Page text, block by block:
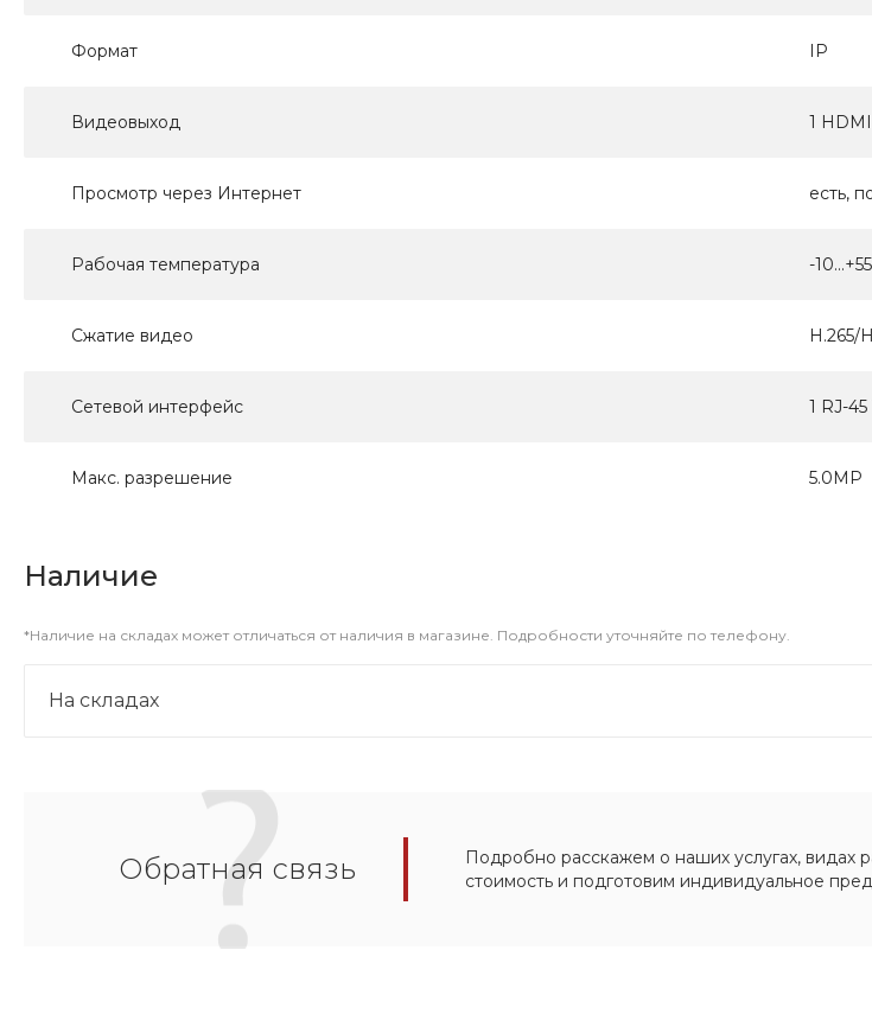
Формат IP
Видеовыход 1
Просмотр через Интернет есть,
Рабочая температура -
Сжатие видео H.265/
Сетевой интерфейс 1 RJ-
Макс. разрешение 5.0МР
Наличие
*Наличие на складах может отличаться от наличия в магазине. Подробности уточняйте по телефону.
На складах
Обратная связь
Подробно расскажем о наших услугах, видах
стоимость и подготовим индивидуальное